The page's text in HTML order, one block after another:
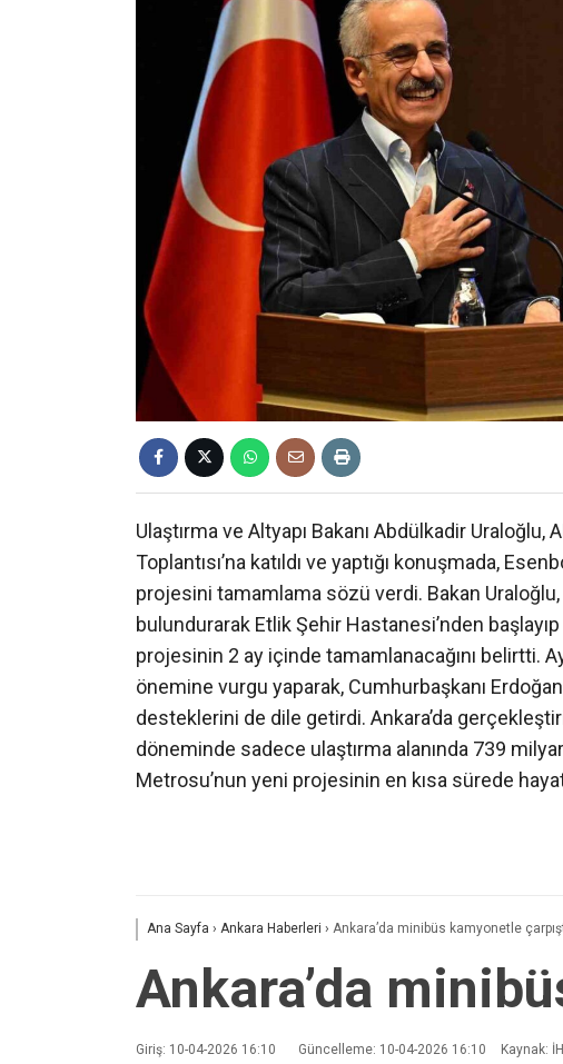
Ulaştırma ve Altyapı Bakanı Abdülkadir Uraloğlu,
Toplantısı’na katıldı ve yaptığı konuşmada,
projesini tamamlama sözü verdi. Bakan Uraloğlu,
bulundurarak Etlik Şehir Hastanesi’nden
projesinin 2 ay içinde tamamlanacağını belirtti.
önemine vurgu yaparak, Cumhurbaşkanı
desteklerini de dile getirdi. Ankara’da
döneminde sadece ulaştırma alanında 739 milyar
Metrosu’nun yeni projesinin en kısa sürede
Ana Sayfa › Ankara Haberleri › Ankara’da minibüs kamyonetle
Ankara’da
Giriş: 10-04-2026 16:10 Güncelleme: 10-04-2026 16:10 Kaynak: